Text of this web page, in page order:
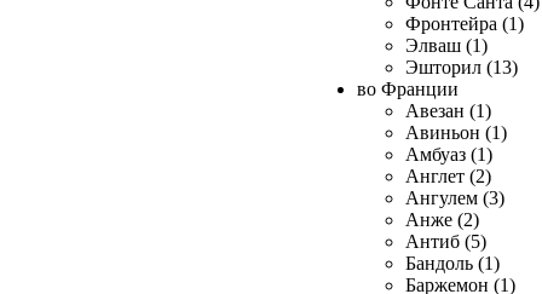
Фронтейра (1)
Элваш (1)
Эшторил (13)
во Франции
Авезан (1)
Авиньон (1)
Амбуаз (1)
Англет (2)
Ангулем (3)
Анже (2)
Антиб (5)
Бандоль (1)
Баржемон (1)